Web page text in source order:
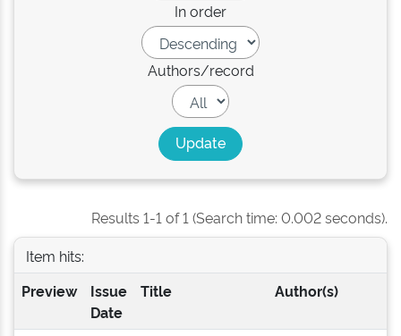
In order
Authors/record
Results 1-1 of 1 (Search time: 0.002 seconds).
Item hits:
Preview
Issue
Date
Title Author(s)